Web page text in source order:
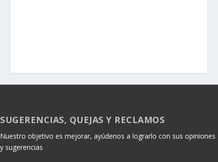
SUGERENCIAS, QUEJAS Y RECLAMOS
Nuestro objetivo es mejorar, ayúdenos a lograrlo con sus opiniones
y sugerencias